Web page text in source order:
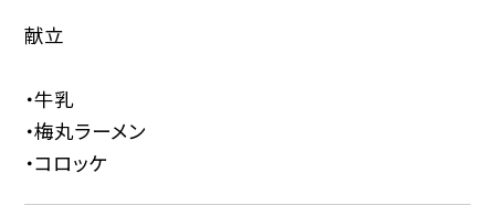
献立
・牛乳
・梅丸ラーメン
・コロッケ